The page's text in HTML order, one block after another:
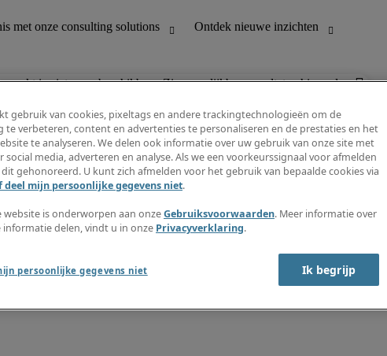
zoekt is niet meer beschikbaar. Zie vergelijkbare resultaten hieronder.
Ontdek nieuwe inzichten
Jobomschrijvingen
Salarisgids
Timesheets
Maak een jobalert aan
Informatiecentrum
gebruik van cookies, pixeltags en andere trackingtechnologieën om de
te verbeteren, content en advertenties te personaliseren en de prestaties en het
te analyseren. We delen ook informatie over uw gebruik van onze site met
social media, adverteren en analyse. Als we een voorkeurssignaal voor afmelden
gehonoreerd. U kunt zich afmelden voor het gebruik van bepaalde cookies via
deel mijn persoonlijke gegevens niet.
website is onderworpen aan onzeGebruiksvoorwaarden. Meer informatie over
informatie delen, vindt u in onze Privacyverklaring.
persoonlijke gegevens niet Ik begrijp